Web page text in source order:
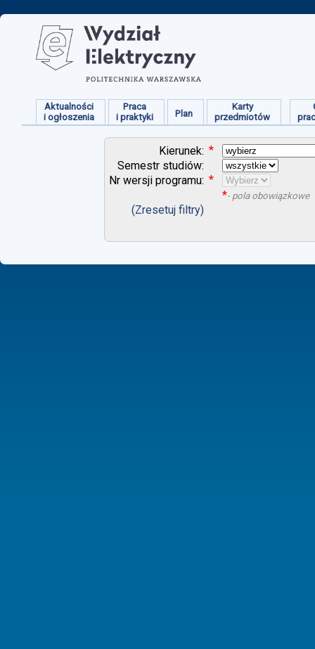
Aktualności
i ogłoszenia
Praca
i praktyki
Plan
Karty
przedmiotów
Kierunek: *
Semestr studiów:
Nr wersji programu: *
*- pola obowiązkowe
(Zresetuj filtry)